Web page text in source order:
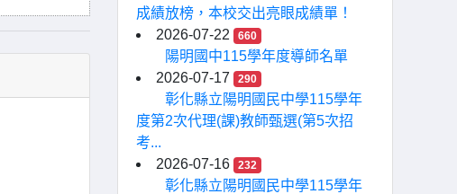
成績放榜，本校交出亮眼成績單！
2026-07-22
660
陽明國中115學年度導師名單
2026-07-17
290
彰化縣立陽明國民中學115學年
度第2次代理(課)教師甄選(第5次招
考...
2026-07-16
232
彰化縣立陽明國民中學115學年